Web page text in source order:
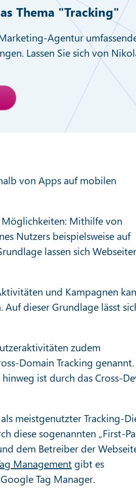
Thema "Tracking"
Agentur
Lassen Sie sich von
von Apps auf mobilen
Möglichkeiten: Mithilfe von
Nutzers beispielsweise auf
lassen sich
und Kampagnen
dieser Grundlage lässt
zudem
Domain Tracking genannt.
ist durch das Cross-
meistgenutzter Tracking-
diese sogenannten „First-
dem Betreiber der
Management gibt es
Tag Manager.